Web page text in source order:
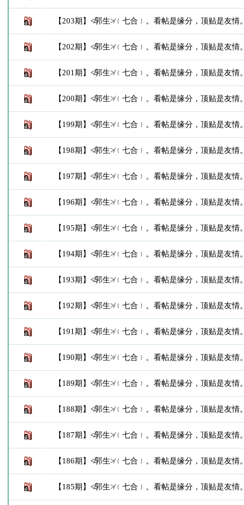
【203期】≮郭生≯﹛七合﹜。看帖是缘分，顶贴是友情。
【202期】≮郭生≯﹛七合﹜。看帖是缘分，顶贴是友情。
【201期】≮郭生≯﹛七合﹜。看帖是缘分，顶贴是友情。
【200期】≮郭生≯﹛七合﹜。看帖是缘分，顶贴是友情。
【199期】≮郭生≯﹛七合﹜。看帖是缘分，顶贴是友情。
【198期】≮郭生≯﹛七合﹜。看帖是缘分，顶贴是友情。
【197期】≮郭生≯﹛七合﹜。看帖是缘分，顶贴是友情。
【196期】≮郭生≯﹛七合﹜。看帖是缘分，顶贴是友情。
【195期】≮郭生≯﹛七合﹜。看帖是缘分，顶贴是友情。
【194期】≮郭生≯﹛七合﹜。看帖是缘分，顶贴是友情。
【193期】≮郭生≯﹛七合﹜。看帖是缘分，顶贴是友情。
【192期】≮郭生≯﹛七合﹜。看帖是缘分，顶贴是友情。
【191期】≮郭生≯﹛七合﹜。看帖是缘分，顶贴是友情。
【190期】≮郭生≯﹛七合﹜。看帖是缘分，顶贴是友情。
【189期】≮郭生≯﹛七合﹜。看帖是缘分，顶贴是友情。
【188期】≮郭生≯﹛七合﹜。看帖是缘分，顶贴是友情。
【187期】≮郭生≯﹛七合﹜。看帖是缘分，顶贴是友情。
【186期】≮郭生≯﹛七合﹜。看帖是缘分，顶贴是友情。
【185期】≮郭生≯﹛七合﹜。看帖是缘分，顶贴是友情。